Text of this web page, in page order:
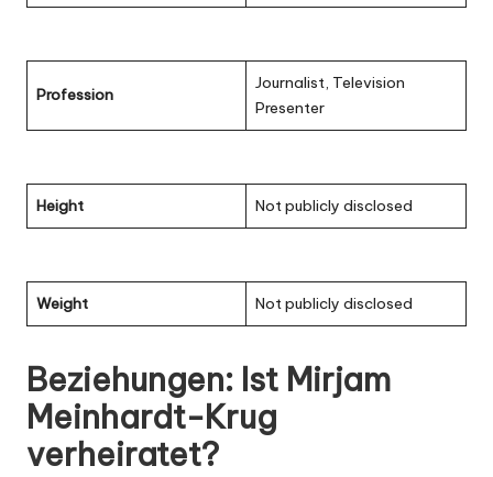
Profession
Journalist, Television
Presenter
Height Not publicly disclosed
Weight Not publicly disclosed
Beziehungen: Ist Mirjam
Meinhardt-Krug
verheiratet?